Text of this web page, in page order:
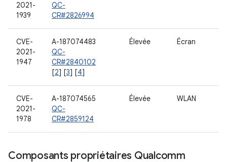
2021-
1939
QC-
CR#2826994
CVE-
2021-
1947
A-187074483
QC-
CR#2840102
[2] [3] [4]
Élevée Écran
CVE-
2021-
1978
A-187074565
QC-
CR#2859124
Élevée WLAN
Composants propriétaires Qualcomm